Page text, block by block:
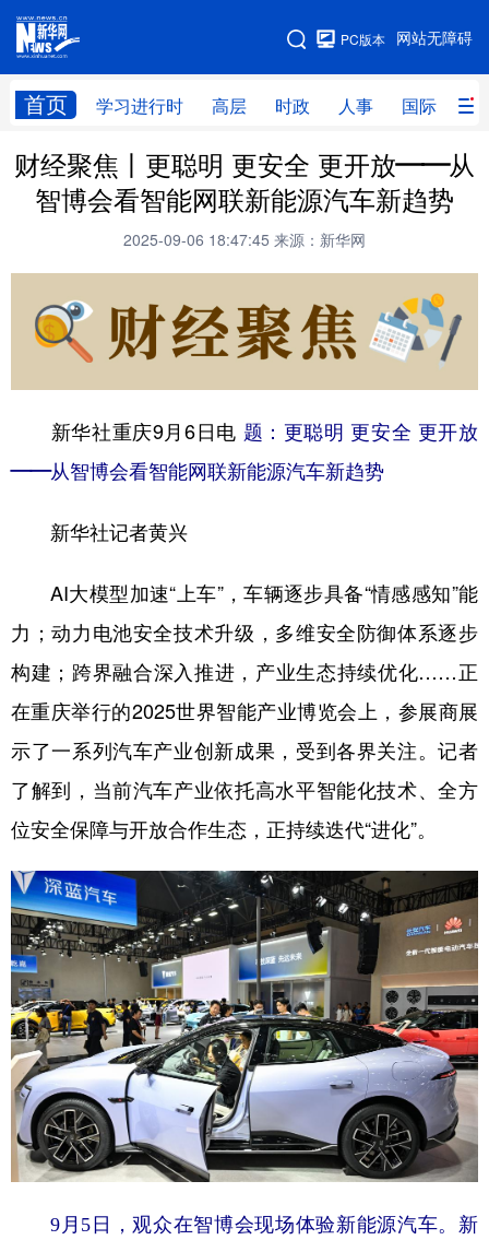
网站无障碍
PC版本
首页 学习进行时 高层 时政 人事 国际 财
网站地图
学习进行时 高层 时政 人事
国际 财经 网评 港澳
科技 科创 量子 体育
文化 书画 健康 军事
访谈 视频 图片 政务
法律 中央文件 金融 汽车
食品 人居 信息化
学术中国 乡村振兴
彩票 娱乐 时尚 悦读
公益 一带一路 亚太网 上市公司
文化产业
地方频道
北京 天津 河北
辽宁 吉林 上海 江苏
浙江 安徽 福建 江西
河南 湖北 湖南
广东 广西 海南 重庆
四川 贵州 云南 西藏
陕西 甘肃 宁夏
新疆 内蒙古 黑龙江
财经聚焦丨更聪明 更安全 更开放——从
智博会看智能网联新能源汽车新趋势
2025-09-06 18:47:45 来源：新华网
新华社重庆9月6日电 题：更聪明 更安全 更开放
——从智博会看智能网联新能源汽车新趋势
新华社记者黄兴
AI大模型加速“上车”，车辆逐步具备“情感感知”能
力；动力电池安全技术升级，多维安全防御体系逐步
构建；跨界融合深入推进，产业生态持续优化……正
在重庆举行的2025世界智能产业博览会上，参展商展
示了一系列汽车产业创新成果，受到各界关注。记者
了解到，当前汽车产业依托高水平智能化技术、全方
位安全保障与开放合作生态，正持续迭代“进化”。
9月5日，观众在智博会现场体验新能源汽车。新